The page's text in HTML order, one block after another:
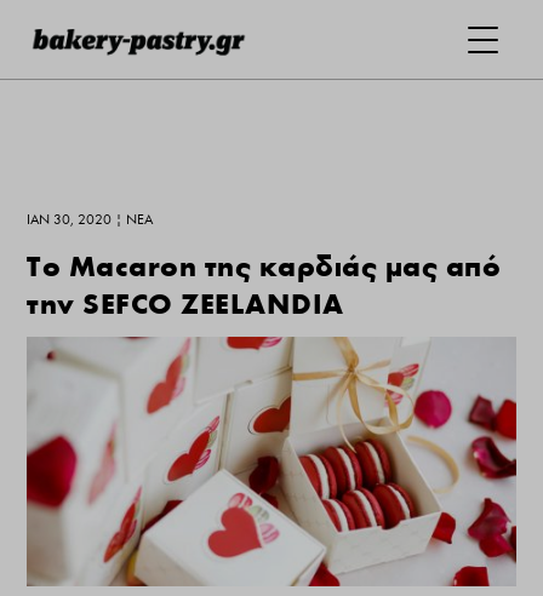
ΙΑΝ 30, 2020 | ΝΕΑ
Το Macaron της καρδιάς μας από
την SEFCO ZEELANDIA